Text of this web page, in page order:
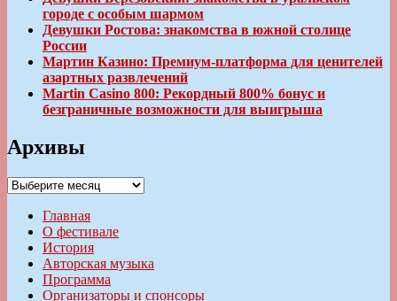
городе с особым шармом
Девушки Ростова: знакомства в южной столице
России
Мартин Казино: Премиум-платформа для ценителей
азартных развлечений
Martin Casino 800: Рекордный 800% бонус и
безграничные возможности для выигрыша
Архивы
Архивы
Главная
О фестивале
История
Авторская музыка
Программа
Организаторы и спонсоры